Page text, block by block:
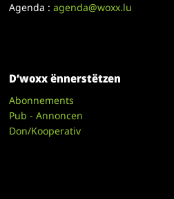
Agenda :agenda@woxx.lu
D’woxx ënnerstëtzen
Abonnements
Pub - Annoncen
Don/Kooperativ